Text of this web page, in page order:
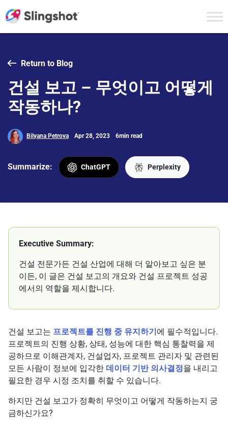
Return to Blog
건설 보고 – 무엇이고 어떻게
작동하나?
Bilyana Petrova Apr 28, 2023 6min read
Summarize: ChatGPT Perplexity
Executive Summary:
건설 전문가든 건설 산업에 대해 더 알아보고 싶은 분
이든, 이 글은 건설 보고의 개요와 건설 프로젝트 성공
에서의 역할을 제시합니다.
건설 보고는 프로젝트를 진행 중 유지하기 에 필수적입니다.
프로젝트의 진행 상황, 상태, 성능에 대한 핵심 통찰력을 제
공하므로 이해관계자, 건설업자, 프로젝트 관리자 및 관련된
모든 사람이 정보에 입각한 데이터 기반 의사결정을 내리고
필요한 경우 시정 조치를 취할 수 있습니다.
하지만 건설 보고가 정확히 무엇이고 어떻게 작동하는지 궁
금하신가요?